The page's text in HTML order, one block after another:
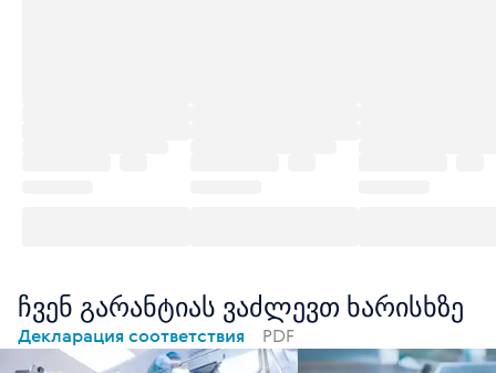
ჩვენ გარანტიას ვაძლევთ ხარისხზე
Декларация соответствия PDF